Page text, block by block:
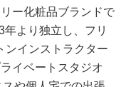
ー化粧品ブランドで
より独立し、フリ
ンインストラクター
イベートスタジオ